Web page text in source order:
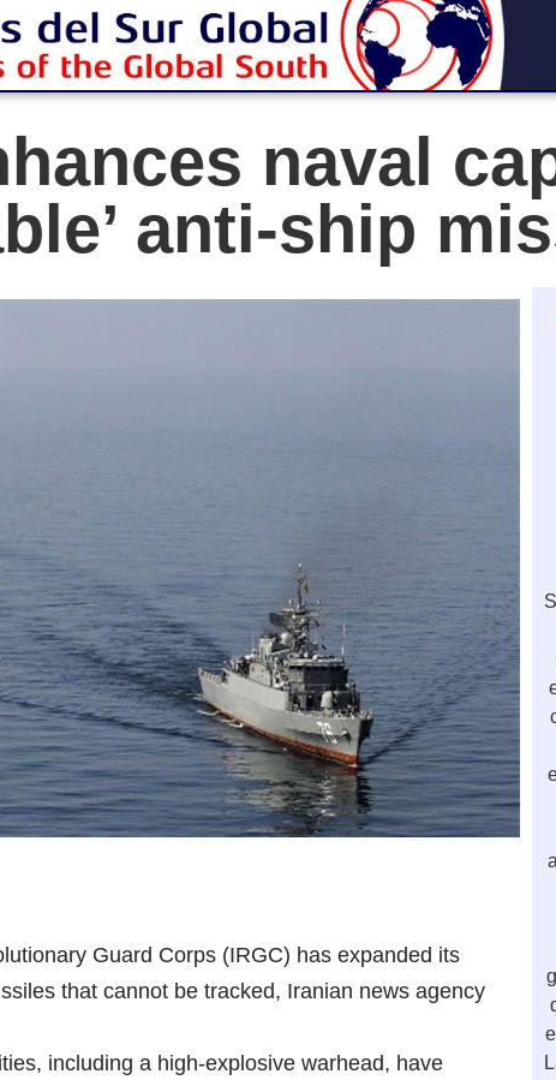
naval
anti-ship
Guard Corps (IRGC) has expanded its
that cannot be tracked, Iranian news agency
including a high-explosive warhead, have